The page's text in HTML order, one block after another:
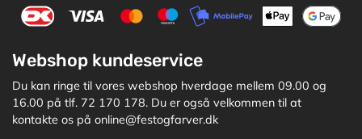
Webshop kundeservice
Du kan ringe til vores webshop hverdage mellem 09.00 og
16.00 på tlf. 72 170 178. Du er også velkommen til at
kontakte os på online@festogfarver.dk